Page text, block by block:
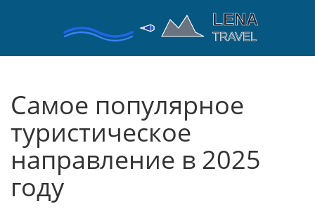
Самое популярное
туристическое
направление в 2025
году